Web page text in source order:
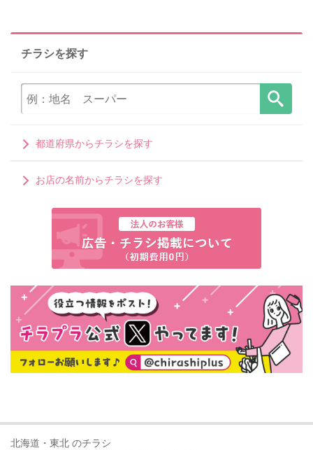
チラシを探す
都道府県からチラシを探す
お店の名前からチラシを探す
北海道・東北 のチラシ